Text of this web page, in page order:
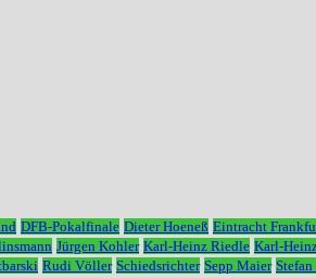
DFB-Pokalfinale Dieter Hoeneß Eintracht
Jürgen Kohler Karl-Heinz Riedle Karl-
Rudi Völler Schiedsrichter Sepp Maier